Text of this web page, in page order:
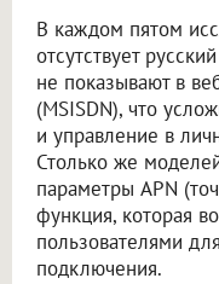
В каждом пятом
отсутствует
не показывают в
(MSISDN), что
и управление в
Столько же
параметры APN
функция, которая
пользователями
подключения.